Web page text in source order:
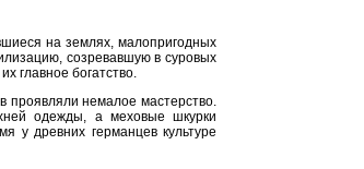
на землях, малопригодных
созревавшую в суровых
главное богатство.
проявляли немалое мастерство.
одежды, а меховые шкурки
у древних германцев культуре